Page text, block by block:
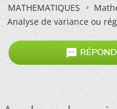
MATHEMATIQUES
Analyse de variance ou
